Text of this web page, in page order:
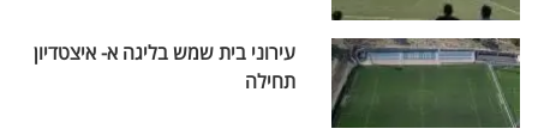
עירוני בית שמש בליגה א- איצטדיון
תחילה